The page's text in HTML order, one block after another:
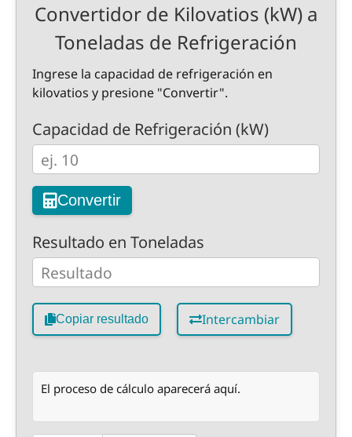
Convertidor de Kilovatios (kW) a
Toneladas de Refrigeración
Ingrese la capacidad de refrigeración en
kilovatios y presione "Convertir".
Capacidad de Refrigeración (kW)
Convertir
Resultado en Toneladas
Copiar resultado Intercambiar
El proceso de cálculo aparecerá aquí.